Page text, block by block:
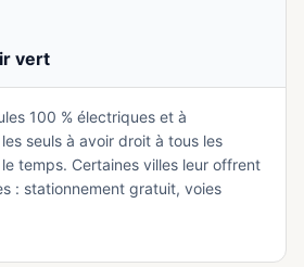
vert
100 % électriques et à
seuls à avoir droit à tous les
temps. Certaines villes leur offrent
: stationnement gratuit, voies